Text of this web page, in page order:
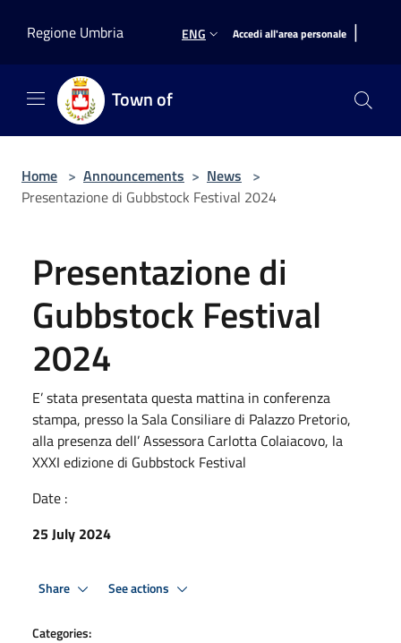
Regione Umbria
ENG Accedi all'area personale |
Town of
Home > Announcements > News >
Presentazione di Gubbstock Festival 2024
Presentazione di
Gubbstock Festival
2024
E’ stata presentata questa mattina in conferenza
stampa, presso la Sala Consiliare di Palazzo Pretorio,
alla presenza dell’ Assessora Carlotta Colaiacovo, la
XXXI edizione di Gubbstock Festival
Date :
25 July 2024
Share See actions
Categories: